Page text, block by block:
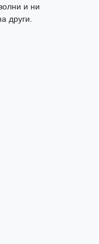
и ни
други.